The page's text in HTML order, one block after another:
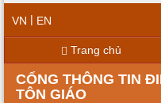
VN | EN
Trang chủ
CỔNG THÔNG TIN
TÔN GIÁO